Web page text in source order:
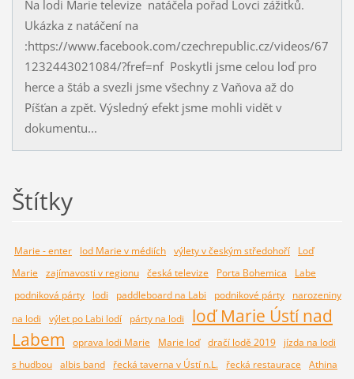
Na lodi Marie televize natáčela pořad Lovci zážitků.
Ukázka z natáčení na
:https://www.facebook.com/czechrepublic.cz/videos/67
1232443021084/?fref=nf Poskytli jsme celou loď pro
herce a štáb a svezli jsme všechny z Vaňova až do
Píšťan a zpět. Výsledný efekt jsme mohli vidět v
dokumentu...
Štítky
Marie - enter lod Marie v médiích výlety v českým středohoří
Loď
Marie
zajímavosti v regionu česká televize Porta Bohemica
Labe
podniková párty
lodi paddleboard na Labi podnikové párty
narozeniny
na lodi
výlet po Labi lodí párty na lodi
loď Marie Ústí nad
Labem
oprava lodi Marie Marie loď dračí lodě 2019
jízda na lodi
s hudbou albis band řecká taverna v Ústí n.L. řecká restaurace
Athina